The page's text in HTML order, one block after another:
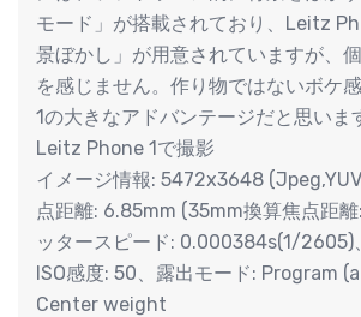
モード」が搭載されており、Leitz
景ぼかし」が用意されていますが、
を感じません。作り物ではないボケ
1の大きなアドバンテージだと思いま
Leitz Phone 1で撮影
イメージ情報: 5472x3648
点距離: 6.85mm (35mm換算焦点距
ッタースピード: 0.000384s(1/2605)
ISO感度: 50、露出モード: Program
Center weight